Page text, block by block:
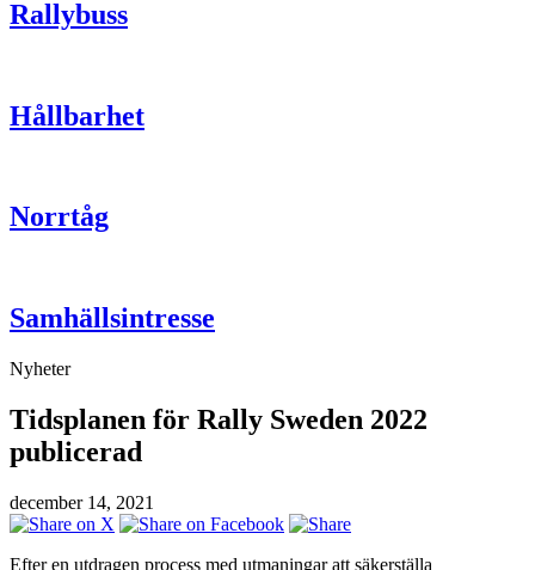
Rallybuss
Hållbarhet
Norrtåg
Samhällsintresse
Nyheter
Tidsplanen för Rally Sweden 2022
publicerad
december 14, 2021
Efter en utdragen process med utmaningar att säkerställa